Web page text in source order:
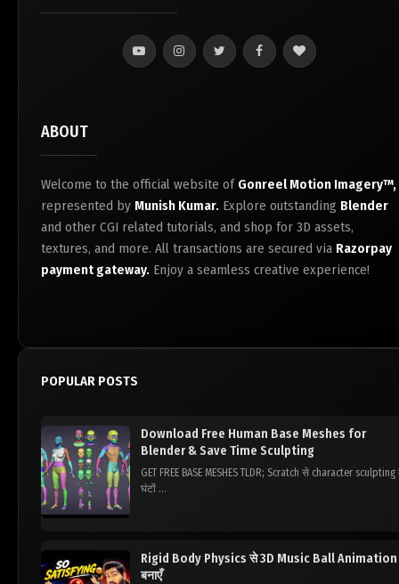
ABOUT
Welcome to the official website of Gonreel Motion Imagery™,
represented by Munish Kumar. Explore outstanding Blender
and other CGI related tutorials, and shop for 3D assets,
textures, and more. All transactions are secured via Razorpay
payment gateway. Enjoy a seamless creative experience!
POPULAR POSTS
Download Free Human Base Meshes for
Blender & Save Time Sculpting
GET FREE BASE MESHES TLDR; Scratch से character sculpting
घंटों ...
Rigid Body Physics से 3D Music Ball Animation
बनाएँ